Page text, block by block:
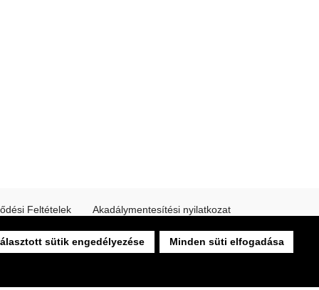
sütik engedélyezése Minden süti elfogadása
Feltételek Akadálymentesítési nyilatkozat